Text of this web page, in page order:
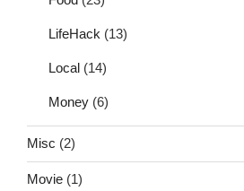
LifeHack (13)
Local (14)
Money (6)
Misc (2)
Movie (1)